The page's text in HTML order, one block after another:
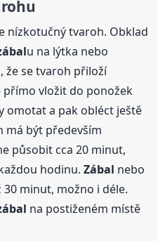
nízkotučný tvaroh. Obklad
u na lýtka nebo
že se tvaroh přiloží
přímo vložit do ponožek
omotat a pak obléct ještě
má být především
působit cca 20 minut,
hodinu.Zábal nebo
minut, možno i déle.
na postiženém místě